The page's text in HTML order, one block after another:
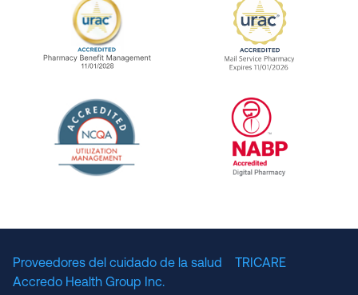
URAC Accredited Pharmacy Benefit
URAC
Proveedores del cuidado de la salud
TRICARE
Accredo Health Group Inc.